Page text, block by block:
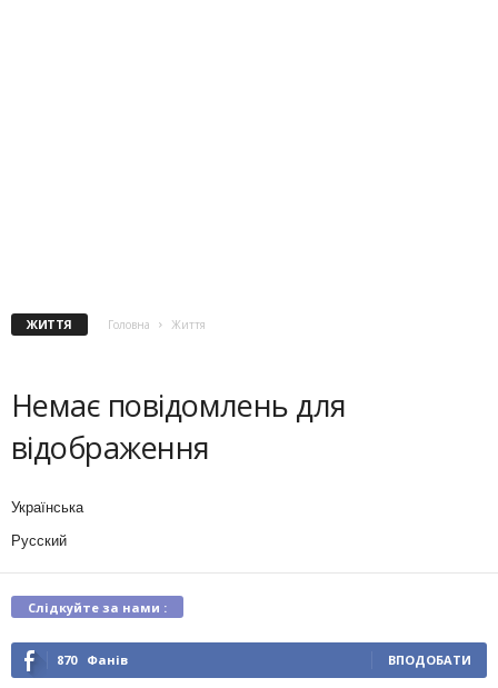
ЖИТТЯ Головна Життя
Немає повідомлень для
відображення
Українська
Русский
Слідкуйте за нами :
870 Фанів ВПОДОБАТИ